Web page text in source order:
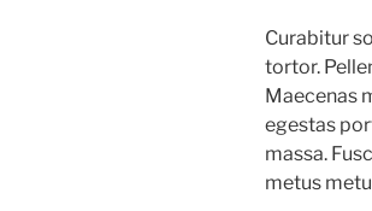
Curabitur
tortor.
Maecenas
egestas
massa.
metus